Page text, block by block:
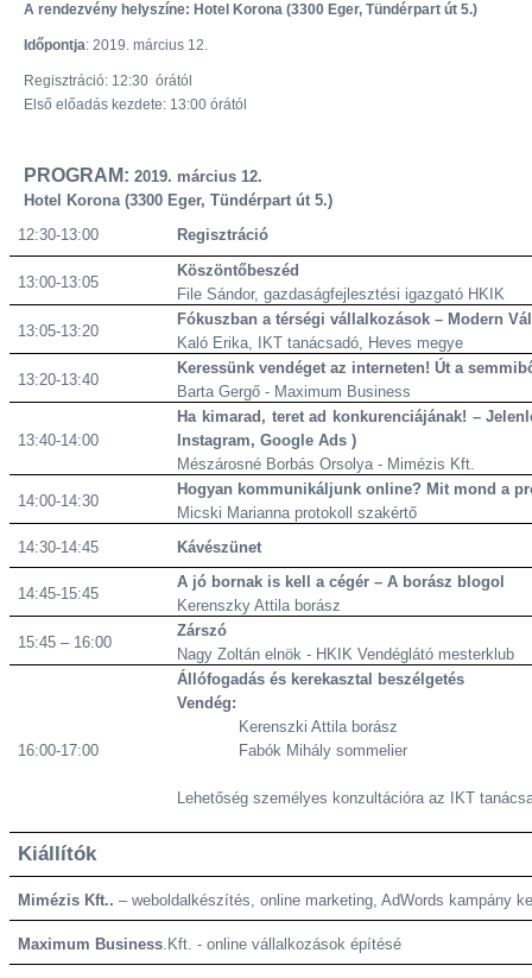
A rendezvény helyszíne: Hotel Korona (3300 Eger, Tündérpart út 5.)
Időpontja: 2019. március 12.
Regisztráció: 12:30 órától
Első előadás kezdete: 13:00 órától
PROGRAM: 2019. március 12.
Hotel Korona (3300 Eger, Tündérpart út 5.)
12:30-13:00
Regisztráció
13:00-13:05
Köszöntőbeszéd
File Sándor, gazdaságfejlesztési igazgató HKIK
13:05-13:20
Fókuszban a térségi vállalkozások – Modern
Kaló Erika, IKT tanácsadó, Heves megye
13:20-13:40
Keressünk vendéget az interneten! Út a
Barta Gergő - Maximum Business
13:40-14:00
Ha kimarad, teret ad konkurenciájának! –
Instagram, Google Ads )
Mészárosné Borbás Orsolya - Mimézis Kft.
14:00-14:30
Hogyan kommunikáljunk online? Mit mond a
Micski Marianna protokoll szakértő
14:30-14:45
Kávészünet
14:45-15:45
A jó bornak is kell a cégér – A borász blogol
Kerenszky Attila borász
15:45 – 16:00
Zárszó
Nagy Zoltán elnök - HKIK Vendéglátó mesterklub
16:00-17:00
Állófogadás és kerekasztal beszélgetés
Vendég:
Kerenszki Attila borász
Fabók Mihály sommelier
Lehetőség személyes konzultációra az IKT
Kiállítók
Mimézis Kft.. – weboldalkészítés, online marketing, AdWords kampány
Maximum Business.Kft. - online vállalkozások építésé